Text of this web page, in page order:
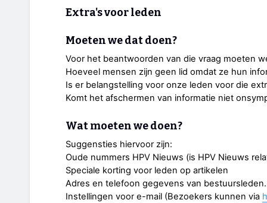
Extra's voor leden
Moeten we dat doen?
Voor het beantwoorden van die vraag moeten
Hoeveel mensen zijn geen lid omdat ze hun
Is er belangstelling voor onze leden voor die
Komt het afschermen van informatie niet
Wat moeten we doen?
Suggensties hiervoor zijn:
Oude nummers HPV Nieuws (is HPV Nieuws
Speciale korting voor leden op artikelen
Adres en telefoon gegevens van bestuursleden.
Instellingen voor e-mail (Bezoekers kunnen via